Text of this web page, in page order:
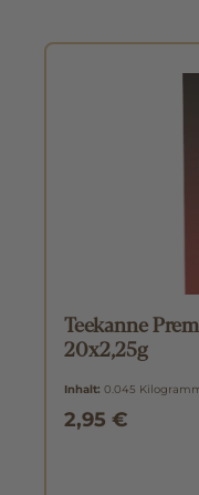
Teekanne
20x2,25g
Inhalt: 0.045
2,95 €